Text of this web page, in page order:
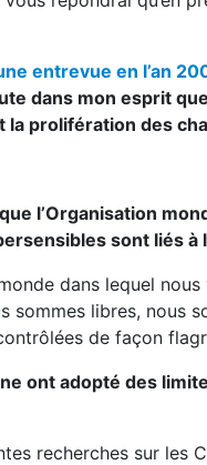
entrevue en l’an
dans mon esprit
prolifération des
l’Organisation
sont liés à
dans lequel
sommes libres, nous
de façon
ont adopté des
recherches sur